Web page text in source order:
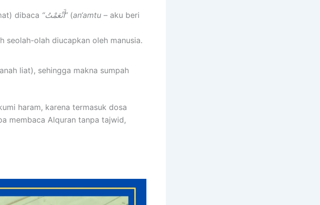
dibaca “أَنْعَمْتُ”(an‘amtu – aku beri
seolah-olah diucapkan oleh manusia.
liat), sehingga makna sumpah
haram, karena termasuk dosa
membaca Alquran tanpa tajwid,